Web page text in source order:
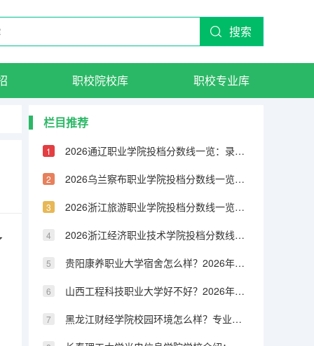
搜索
职校院校库 职校专业库
栏目推荐
2026通辽职业学院投档分数线一览：录取分数、宿舍与就业分析
2026乌兰察布职业学院投档分数线一览：录取分数、宿舍与就业分析
2026浙江旅游职业学院投档分数线一览：录取分数、宿舍与就业分析
2026浙江经济职业技术学院投档分数线一览：录取分数、宿舍与就业分析
贵阳康养职业大学宿舍怎么样？2026年录取分数、费用及入学手续
山西工程科技职业大学好不好？2026年投档线、学费及就业数据一览
黑龙江财经学院校园环境怎么样？专业设置与2026录取分数预测